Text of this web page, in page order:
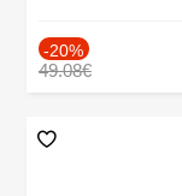
-20%
49.08€